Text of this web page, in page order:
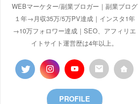
WEBマーケター/副業ブロガー｜副業ブログ
１年→月収35万/5万PV達成｜インスタ1年
→10万フォロワー達成｜SEO、アフィリエ
イトサイト運営歴は4年以上。
PROFILE